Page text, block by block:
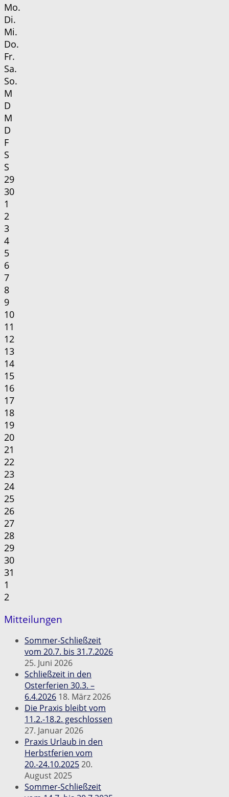
Mo.
Di.
Mi.
Do.
Fr.
Sa.
So.
M
D
M
D
F
S
S
29
30
1
2
3
4
5
6
7
8
9
10
11
12
13
14
15
16
17
18
19
20
21
22
23
24
25
26
27
28
29
30
31
1
2
Mitteilungen
Sommer-Schließzeit
vom 20.7. bis 31.7.2026
25. Juni 2026
Schließzeit in den
Osterferien 30.3. –
6.4.2026 18. März 2026
Die Praxis bleibt vom
11.2.-18.2. geschlossen
27. Januar 2026
Praxis Urlaub in den
Herbstferien vom
20.-24.10.202520.
August 2025
Sommer-Schließzeit